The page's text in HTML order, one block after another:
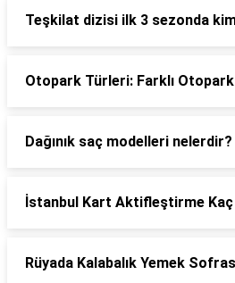
Teşkilat dizisi ilk 3 sezonda
Otopark Türleri: Farklı
Dağınık saç modelleri nelerdir?
İstanbul Kart Aktifleştirme Kaç
Rüyada Kalabalık Yemek